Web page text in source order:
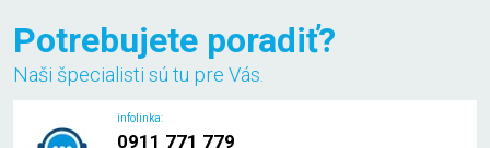
Potrebujete poradiť?
Naši špecialisti sú tu pre Vás.
infolinka:
0911 771 779